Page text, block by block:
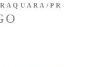
PR